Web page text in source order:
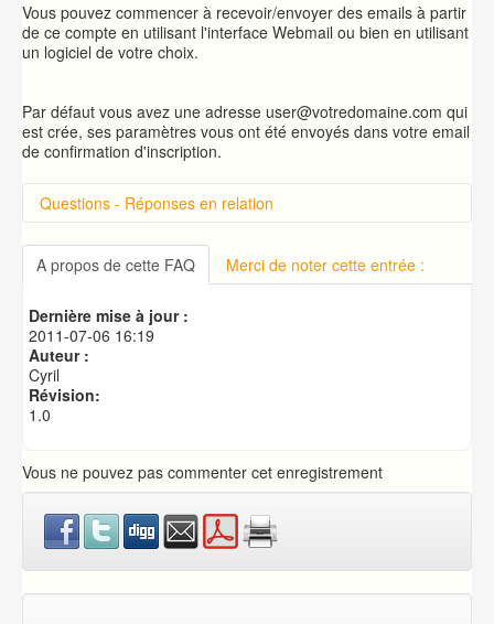
Vous pouvez commencer à recevoir/envoyer des emails à partir
de ce compte en utilisant l'interface Webmail ou bien en utilisant
un logiciel de votre choix.
Par défaut vous avez une adresse user@votredomaine.com qui
est crée, ses paramètres vous ont été envoyés dans votre email
de confirmation d'inscription.
Questions - Réponses en relation
Introduction sur cPanel
Connexion à cPanel
Changer le mot de passe d'accès à cPanel
Créer une base de données MySQL
A propos de cette FAQ Merci de noter cette entrée :
Dernière mise à jour :
2011-07-06 16:19
Auteur :
Cyril
Révision:
1.0
Vous ne pouvez pas commenter cet enregistrement